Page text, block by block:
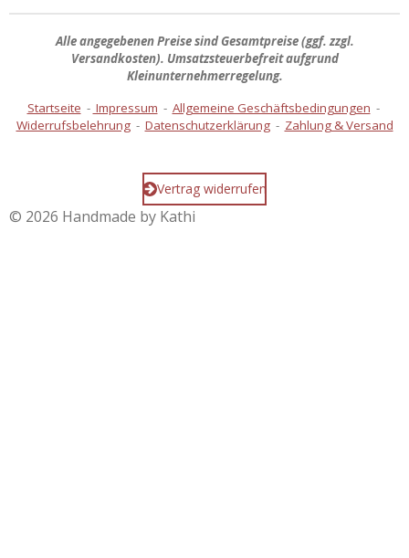
Alle angegebenen Preise sindGesamtpreise(ggf. zzgl.
Versandkosten). Umsatzsteuerbefreit aufgrund
Kleinunternehmerregelung.
Startseite - Impressum - Allgemeine Geschäftsbedingungen -
Widerrufsbelehrung- Datenschutzerklärung- Zahlung & Versand
Vertrag widerrufen
© 2026 Handmade by Kathi